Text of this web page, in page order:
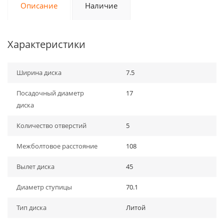
Описание Наличие
Характеристики
Ширина диска 7.5
Посадочный диаметр
диска
17
Количество отверстий 5
Межболтовое расстояние 108
Вылет диска 45
Диаметр ступицы 70.1
Тип диска Литой